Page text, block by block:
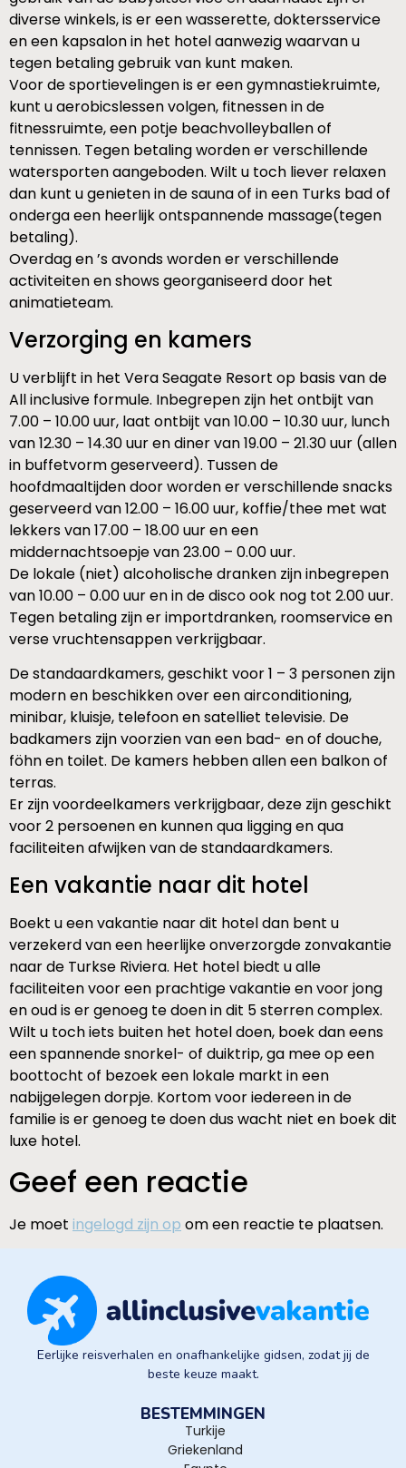
diverse winkels, is er een wasserette, doktersservice
en een kapsalon in het hotel aanwezig waarvan u
tegen betaling gebruik van kunt maken.
Voor de sportievelingen is er een gymnastiekruimte,
kunt u aerobicslessen volgen, fitnessen in de
fitnessruimte, een potje beachvolleyballen of
tennissen. Tegen betaling worden er verschillende
watersporten aangeboden. Wilt u toch liever relaxen
dan kunt u genieten in de sauna of in een Turks bad of
onderga een heerlijk ontspannende massage(tegen
betaling).
Overdag en ’s avonds worden er verschillende
activiteiten en shows georganiseerd door het
animatieteam.
Verzorging en kamers
U verblijft in het Vera Seagate Resort op basis van de
All inclusive formule. Inbegrepen zijn het ontbijt van
7.00 – 10.00 uur, laat ontbijt van 10.00 – 10.30 uur, lunch
van 12.30 – 14.30 uur en diner van 19.00 – 21.30 uur (allen
in buffetvorm geserveerd). Tussen de
hoofdmaaltijden door worden er verschillende snacks
geserveerd van 12.00 – 16.00 uur, koffie/thee met wat
lekkers van 17.00 – 18.00 uur en een
middernachtsoepje van 23.00 – 0.00 uur.
De lokale (niet) alcoholische dranken zijn inbegrepen
van 10.00 – 0.00 uur en in de disco ook nog tot 2.00 uur.
Tegen betaling zijn er importdranken, roomservice en
verse vruchtensappen verkrijgbaar.
De standaardkamers, geschikt voor 1 – 3 personen zijn
modern en beschikken over een airconditioning,
minibar, kluisje, telefoon en satelliet televisie. De
badkamers zijn voorzien van een bad- en of douche,
föhn en toilet. De kamers hebben allen een balkon of
terras.
Er zijn voordeelkamers verkrijgbaar, deze zijn geschikt
voor 2 persoenen en kunnen qua ligging en qua
faciliteiten afwijken van de standaardkamers.
Een vakantie naar dit hotel
Boekt u een vakantie naar dit hotel dan bent u
verzekerd van een heerlijke onverzorgde zonvakantie
naar de Turkse Riviera. Het hotel biedt u alle
faciliteiten voor een prachtige vakantie en voor jong
en oud is er genoeg te doen in dit 5 sterren complex.
Wilt u toch iets buiten het hotel doen, boek dan eens
een spannende snorkel- of duiktrip, ga mee op een
boottocht of bezoek een lokale markt in een
nabijgelegen dorpje. Kortom voor iedereen in de
familie is er genoeg te doen dus wacht niet en boek dit
luxe hotel.
Geef een reactie
Je moet ingelogd zijn op om een reactie te plaatsen.
Eerlijke reisverhalen en onafhankelijke gidsen, zodat jij de
beste keuze maakt.
BESTEMMINGEN
Turkije
Griekenland